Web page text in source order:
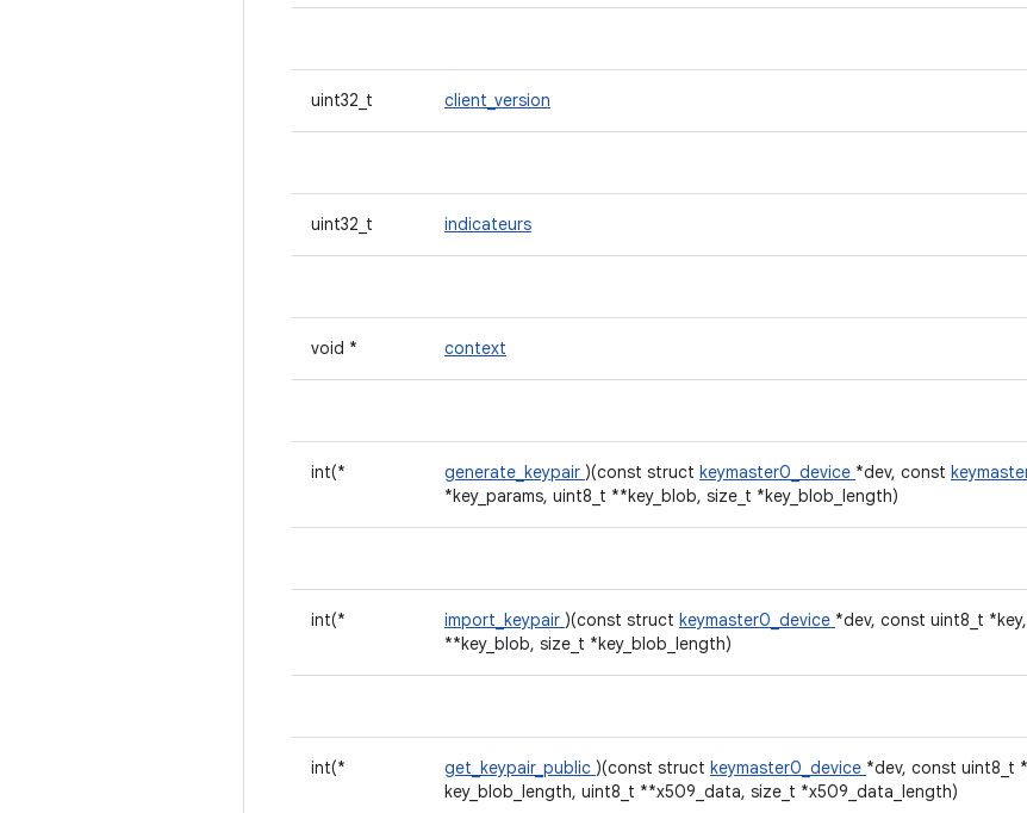
uint32_t client_version
uint32_t indicateurs
void * context
int(* generate_keypair )(const struct keymaster0_device *dev, const
*key_params, uint8_t **key_blob, size_t *key_blob_length)
int(* import_keypair )(const struct keymaster0_device *dev, const uint8_t
**key_blob, size_t *key_blob_length)
int(* get_keypair_public )(const struct keymaster0_device *dev, const uint8_t
key_blob_length, uint8_t **x509_data, size_t *x509_data_length)